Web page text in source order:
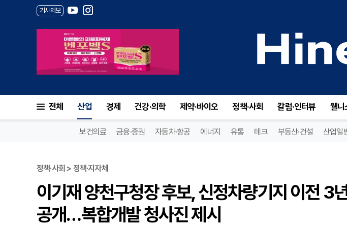
기사제보
전체 산업 경제 건강·의학 제약·바이오 정책·사회 칼럼·인터뷰 웰니
보건의료 금융·증권 자동차·항공 에너지 유통 테크 부동산·건설 산업일
정책·사회 > 정책·지자체
이기재 양천구청장 후보, 신정차량기지 이전 3
공개…복합개발 청사진 제시